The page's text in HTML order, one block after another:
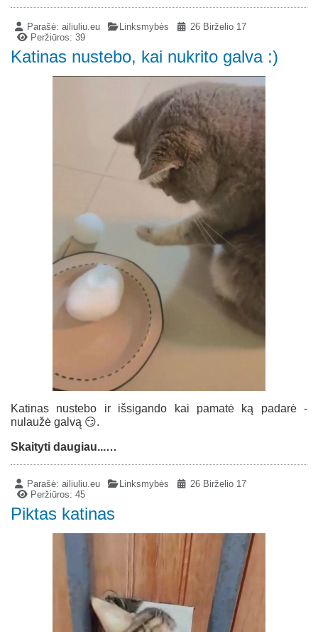
Parašė:ailiuliu.eu Linksmybės
26 Birželio 17
Peržiūros: 39
Katinas nustebo, kai nukrito galva :)
Katinas nustebo ir išsigando kai pamatė ką padarė -
nulaužė galvą 😏.
Skaityti daugiau...…
Parašė:ailiuliu.eu Linksmybės
26 Birželio 17
Peržiūros: 45
Piktas katinas